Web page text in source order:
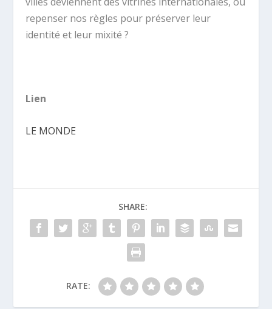
repenser nos règles pour préserver leur
identité et leur mixité ?
Lien
LE MONDE
SHARE:
RATE: